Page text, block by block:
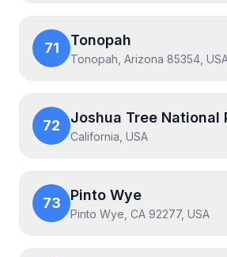
71 Tonopah
Tonopah, Arizona 85354,
72 Joshua Tree National
California, USA
73 Pinto Wye
Pinto Wye, CA 92277, USA